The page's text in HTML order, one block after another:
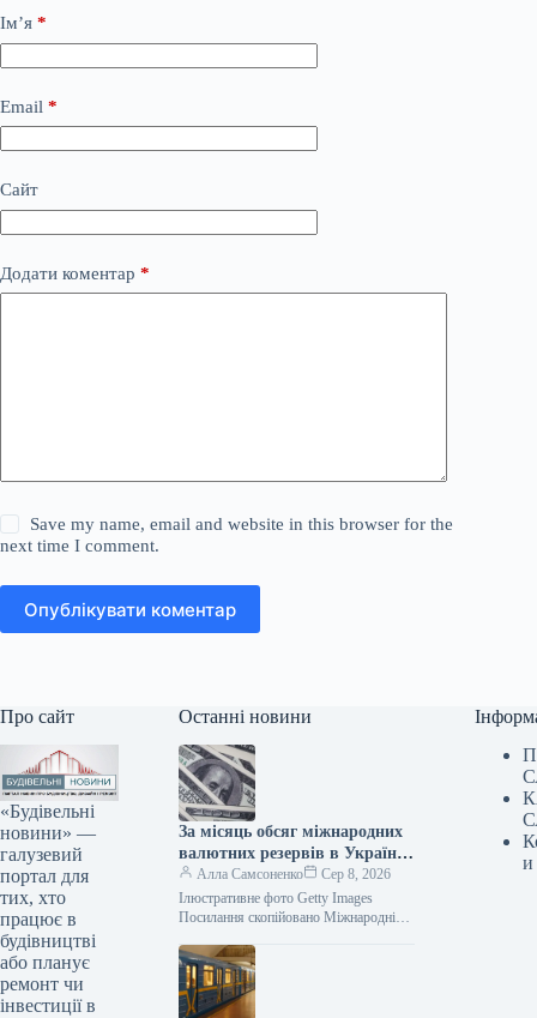
Ім’я *
Email *
Сайт
Додати коментар *
Save my name, email and website in this browser for the
next time I comment.
Опублікувати коментар
Про сайт
«Будівельні
новини» —
галузевий
портал для
тих, хто
працює в
будівництві
або планує
ремонт чи
інвестиції в
Останні новини
За місяць обсяг міжнародних
валютних резервів в Україні
зменшився
Алла Самсоненко
Сер 8, 2026
Ілюстративне фото Getty Images
Посилання скопійовано Міжнародні
на 0,1%, досягнувши 51,2 мільярда
доларів станом на…
и